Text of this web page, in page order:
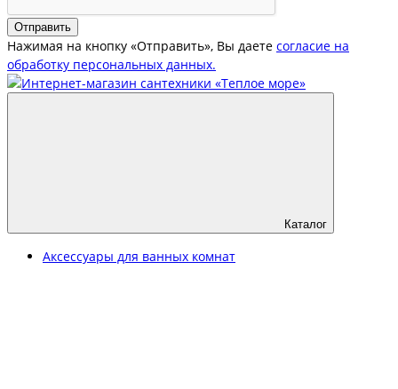
Отправить
Нажимая на кнопку «Отправить», Вы даете согласие на
обработку персональных данных.
Каталог
Аксессуары для ванных комнат